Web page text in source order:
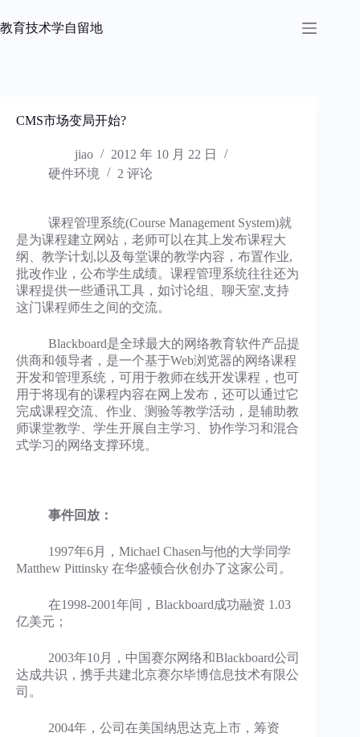
过
教育技术学自留地
CMS市场变局开始?
jiao
2012 年 10 月 22 日
硬件环境
2 评论
课程管理系统(Course Management System)就
是为课程建立网站，老师可以在其上发布课程大
纲、教学计划,以及每堂课的教学内容，布置作业,
批改作业，公布学生成绩。课程管理系统往往还为
课程提供一些通讯工具，如讨论组、聊天室,支持
这门课程师生之间的交流。
Blackboard是全球最大的网络教育软件产品提
供商和领导者，是一个基于Web浏览器的网络课程
开发和管理系统，可用于教师在线开发课程，也可
用于将现有的课程内容在网上发布，还可以通过它
完成课程交流、作业、测验等教学活动，是辅助教
师课堂教学、学生开展自主学习、协作学习和混合
式学习的网络支撑环境。
事件回放：
1997年6月， Michael Chasen与他的大学同学
Matthew Pittinsky 在华盛顿合伙创办了这家公司。
在1998-2001年间，Blackboard成功融资 1.03
亿美元；
2003年10月，中国赛尔网络和Blackboard公司
达成共识，携手共建北京赛尔毕博信息技术有限公
司。
2004年，公司在美国纳思达克上市，筹资